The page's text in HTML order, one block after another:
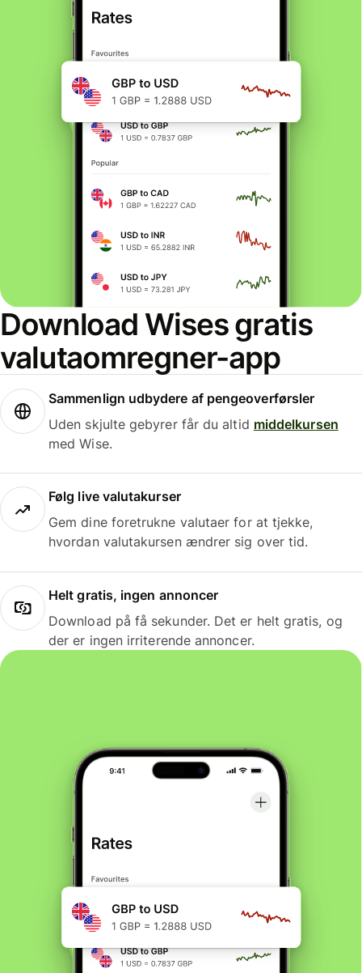
Download Wises gratis
valutaomregner-app
Sammenlign udbydere af pengeoverførsler
Uden skjulte gebyrer får du altid middelkursen
med Wise.
Følg live valutakurser
Gem dine foretrukne valutaer for at tjekke,
hvordan valutakursen ændrer sig over tid.
Helt gratis, ingen annoncer
Download på få sekunder. Det er helt gratis, og
der er ingen irriterende annoncer.